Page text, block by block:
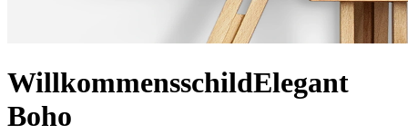
WillkommensschildElegant
Boho